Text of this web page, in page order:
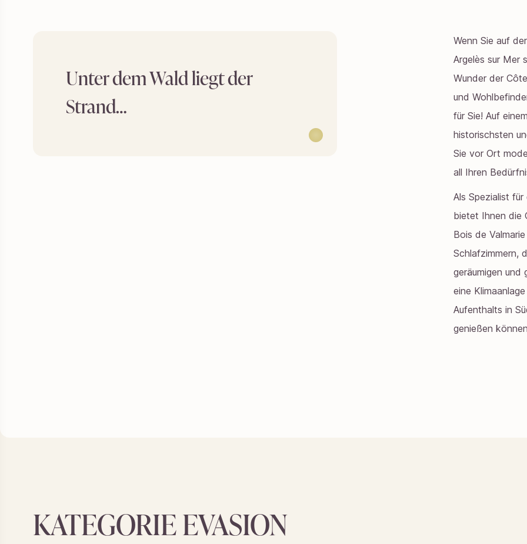
Unter dem Wald liegt der
Strand…
Wenn Sie auf
Argelès sur Mer
Wunder der
und
für Sie! Auf
historischsten
Sie vor Ort
all Ihren
Als Spezialist
bietet Ihnen die
Bois de
Schlafzimmern,
geräumigen
eine
Aufenthalts in
genießen
KATEGORIE EVASION